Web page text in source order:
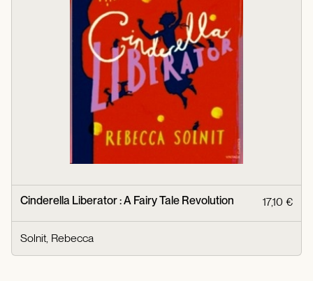
Cinderella Liberator : A Fairy Tale Revolution 17,10 €
Solnit, Rebecca